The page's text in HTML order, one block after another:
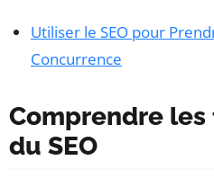
Utiliser le SEO pour
Concurrence
Comprendre
du SEO